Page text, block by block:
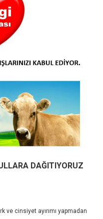
DAĞITIYORUZ
ve cinsiyet ayırımı yapmadan